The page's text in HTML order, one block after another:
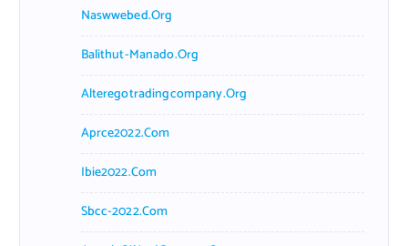
Naswwebed.org
Balithut-Manado.org
Alteregotradingcompany.org
Aprce2022.com
Ibie2022.com
Sbcc-2022.com